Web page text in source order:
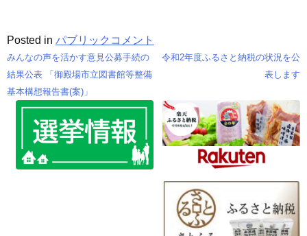
Posted in パブリックコメント
投
稿
みんなの声を活かす意見公募手続の
結果公表 「御殿場市立図書館等整備
基本構想報告書(案)」
令和2年度ふるさと納税の状況を公
表します